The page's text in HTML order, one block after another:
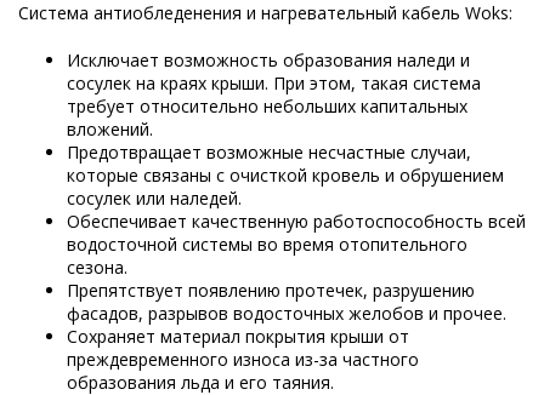
Система антиобледенения и нагревательный кабель Woks:
Исключает возможность образования наледи и
сосулек на краях крыши. При этом, такая система
требует относительно небольших капитальных
вложений.
Предотвращает возможные несчастные случаи,
которые связаны с очисткой кровель и обрушением
сосулек или наледей.
Обеспечивает качественную работоспособность всей
водосточной системы во время отопительного
сезона.
Препятствует появлению протечек, разрушению
фасадов, разрывов водосточных желобов и прочее.
Сохраняет материал покрытия крыши от
преждевременного износа из-за частного
образования льда и его таяния.